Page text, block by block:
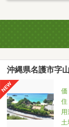
沖縄県名護市字
土